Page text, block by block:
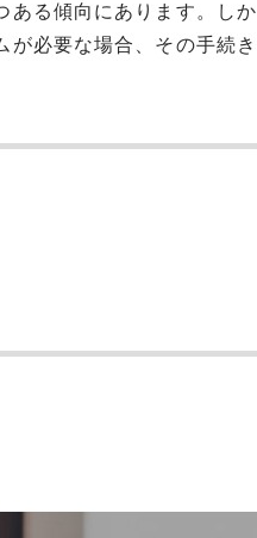
ある傾向にあります。しか
が必要な場合、その手続き